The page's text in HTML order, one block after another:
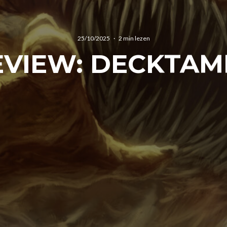
25/10/2025 · 2 min lezen